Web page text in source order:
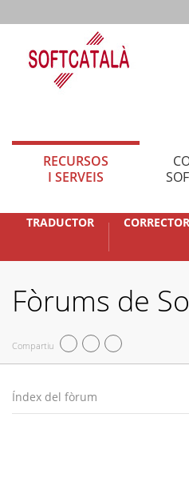
RECURSOS
I SERVEIS
TRADUCTOR CORRECTOR
Fòrums de
Compartiu
Índex del fòrum